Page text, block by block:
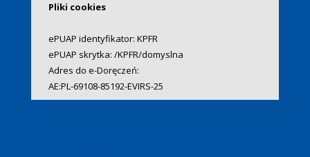
Pliki cookies
ePUAP identyfikator: KPFR
ePUAP skrytka: /KPFR/domyslna
Adres do e-Doręczeń:
AE:PL-69108-85192-EVIRS-25